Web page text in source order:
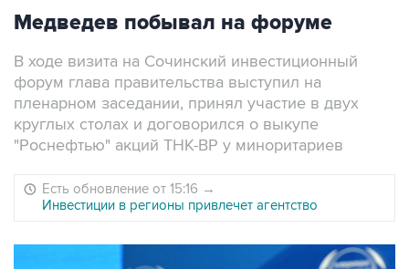
Медведев побывал на форуме
В ходе визита на Сочинский инвестиционный
форум глава правительства выступил на
пленарном заседании, принял участие в двух
круглых столах и договорился о выкупе
"Роснефтью" акций ТНК-BP у миноритариев
Есть обновление от 15:16 →
Инвестиции в регионы привлечет агентство